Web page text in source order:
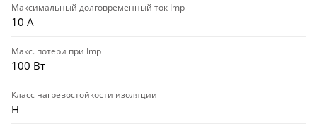
Максимальный долговременный ток Imp
10 А
Макс. потери при Imp
100 Вт
Класс нагревостойкости изоляции
Н